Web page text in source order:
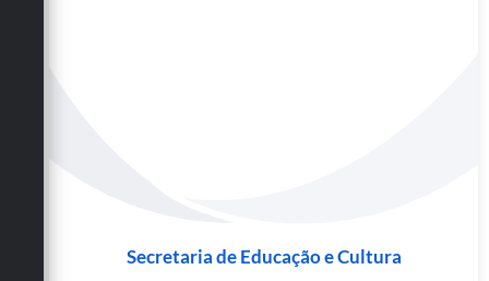
Secretaria de Educação e Cultura